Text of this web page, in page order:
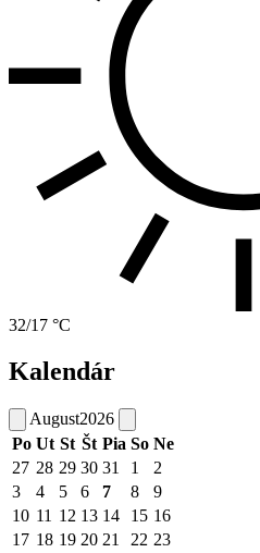
32/17 °C
Kalendár
August2026
Po Ut St Št Pia So Ne
27 28 29 30 31 1
2
3
4 5 6 7 8
9
10 11 12 13 14 15 16
17 18 19 20 21 22 23